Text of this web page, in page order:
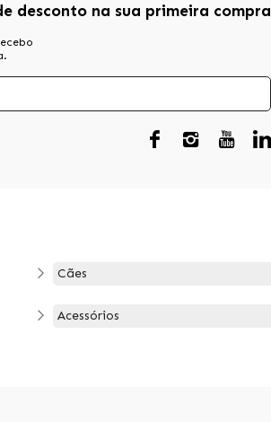
desconto na sua primeira compra
Cães
Acessórios